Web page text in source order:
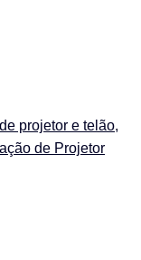
projetor e telão,
de Projetor